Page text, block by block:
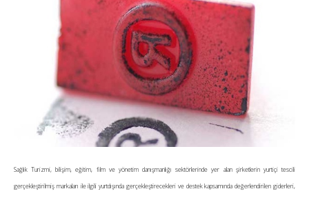
Sağlık Turizmi, bilişim, eğitim, film ve yönetim danışmanlığı sektörlerinde yer alan şirketlerin yurtiçi tescili
gerçekleştirilmiş markaları ile ilgili yurtdışında gerçekleştirecekleri ve destek kapsamında değerlendirilen giderleri,